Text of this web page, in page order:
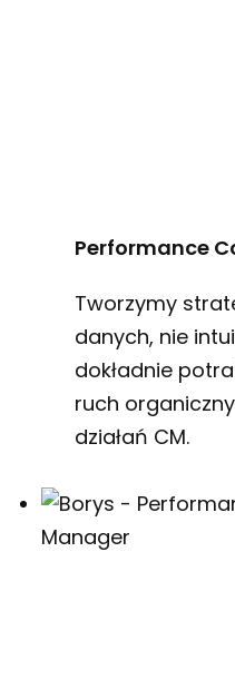
Performance
Tworzymy
danych, nie
dokładnie
ruch
działań CM.